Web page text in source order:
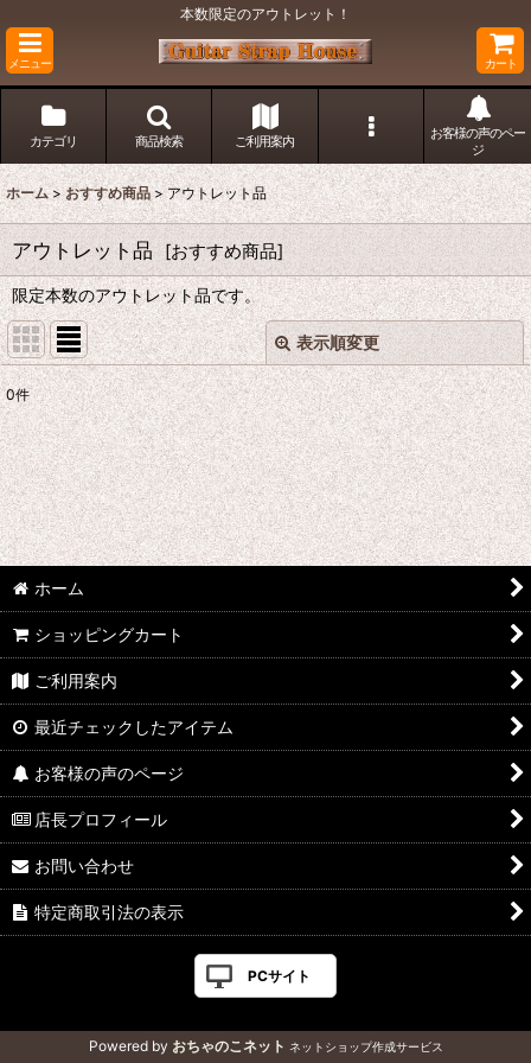
本数限定のアウトレット！
メニュー カート
カテゴリ 商品検索 ご利用案内
お客様の声のペー
ジ
ホーム > おすすめ商品 > アウトレット品
アウトレット品 [おすすめ商品]
限定本数のアウトレット品です。
表示順変更
表示数:
在庫あり
並び順:
閉じる
0件
ホーム
ショッピングカート
ご利用案内
最近チェックしたアイテム
お客様の声のページ
店長プロフィール
お問い合わせ
特定商取引法の表示
PCサイト
Powered by おちゃのこネット ネットショップ作成サービス